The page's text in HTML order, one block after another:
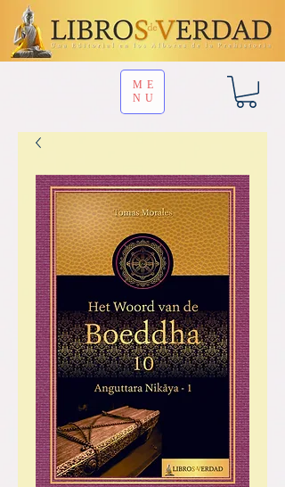
ME
NU